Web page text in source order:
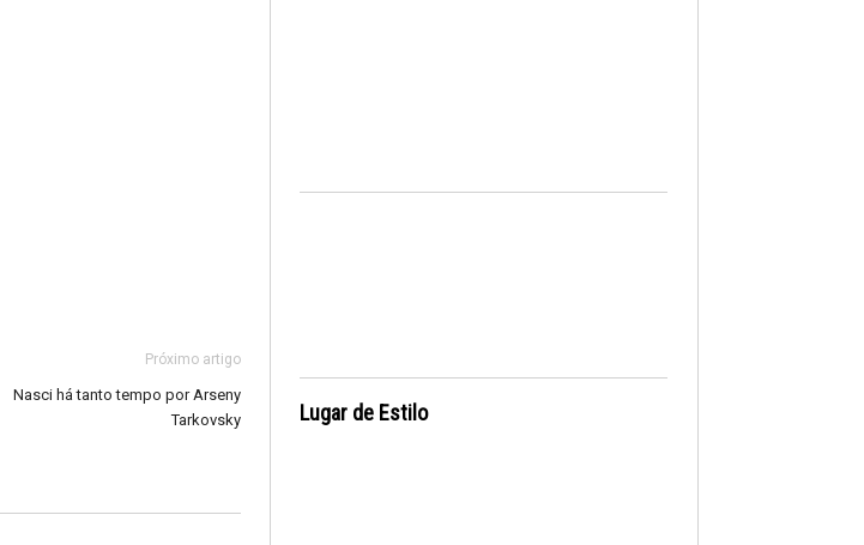
Próximo artigo
Nasci há tanto tempo por Arseny
Tarkovsky
Lugar de Estilo